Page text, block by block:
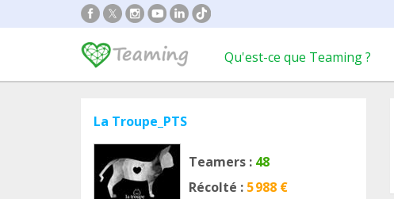
Qu'est-ce que Teaming ?
La Troupe_PTS
Teamers : 48
Récolté : 5 988 €